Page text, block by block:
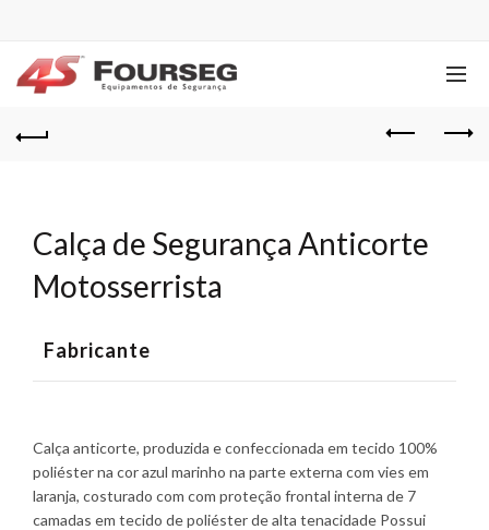
Calça de Segurança Anticorte
Motosserrista
Fabricante
Calça anticorte, produzida e confeccionada em tecido 100%
poliéster na cor azul marinho na parte externa com vies em
laranja, costurado com com proteção frontal interna de 7
camadas em tecido de poliéster de alta tenacidade Possui